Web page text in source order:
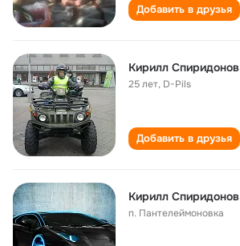
Добавить в друзья
Кирилл Спиридонов
25 лет, D-Pils
Добавить в друзья
Кирилл Спиридонов
п. Пантелеймоновка